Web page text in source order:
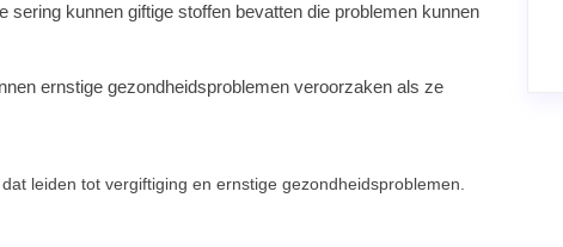
sering kunnen giftige stoffen bevatten die problemen kunnen
ernstige gezondheidsproblemen veroorzaken als ze
leiden tot vergiftiging en ernstige gezondheidsproblemen.